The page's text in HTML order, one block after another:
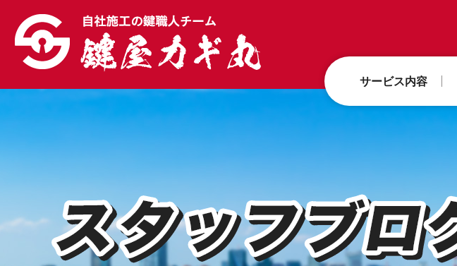
サービス内容